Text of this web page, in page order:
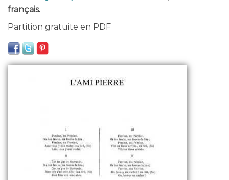
français.
Partition gratuite en PDF